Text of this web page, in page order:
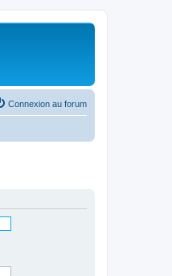
Connexion au forum